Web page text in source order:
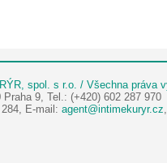
spol. s r.o. / Všechna práva
9, Tel.: (+420) 602 287 970
E-mail: agent@intimekuryr.cz